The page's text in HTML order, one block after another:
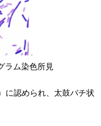
ラム染色所見
に認められ、太鼓バチ状